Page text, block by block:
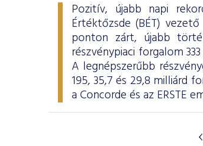
Pozitív, újabb napi
Értéktőzsde (BÉT)
ponton zárt, újabb
részvénypiaci forgalom
A legnépszerűbb
195, 35,7 és 29,8 milliárd
a Concorde és az ERSTE